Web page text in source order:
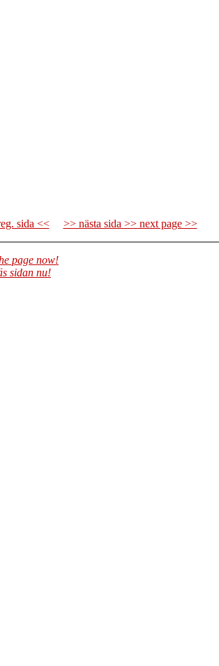
sida << >> nästa sida >> next page >>
page now!
sidan nu!